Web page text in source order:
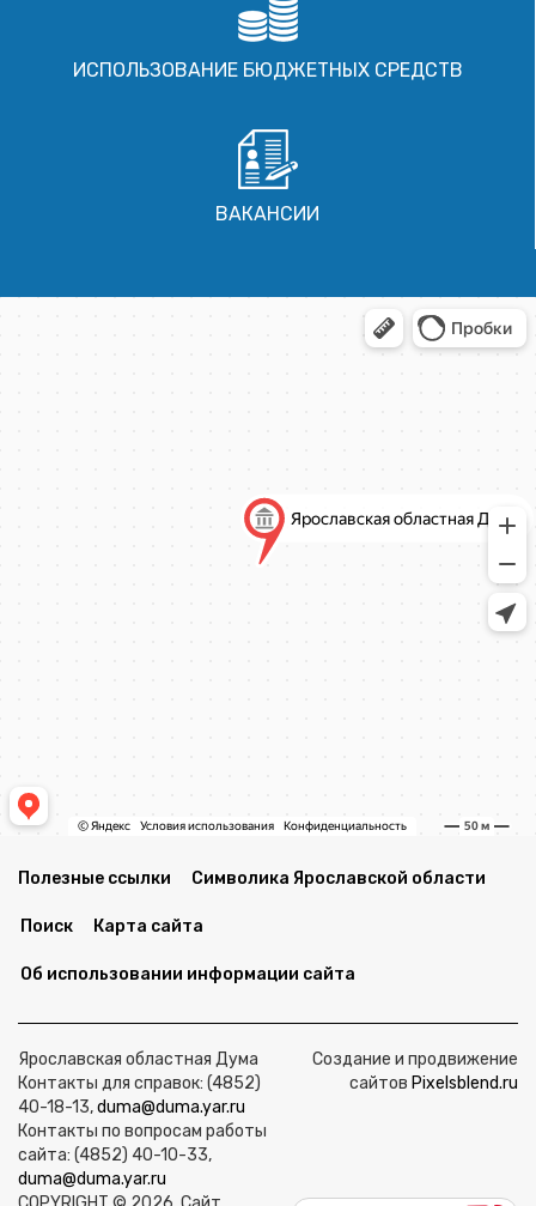
ИСПОЛЬЗОВАНИЕ БЮДЖЕТНЫХ СРЕДСТВ
ВАКАНСИИ
Полезные ссылки Символика Ярославской области
Поиск Карта сайта
Об использовании информации сайта
Ярославская областная Дума
Контакты для справок: (4852)
40-18-13,duma@duma.yar.ru
Контакты по вопросам работы
сайта: (4852) 40-10-33,
duma@duma.yar.ru
Создание и продвижение
сайтов Pixelsblend.ru